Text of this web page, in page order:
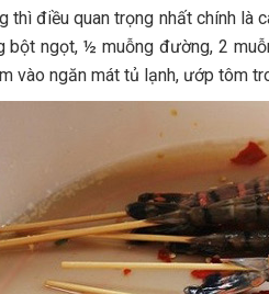
thì điều quan trọng nhất chính
bột ngọt, ½ muỗng đường, 2
vào ngăn mát tủ lạnh, ướp tôm